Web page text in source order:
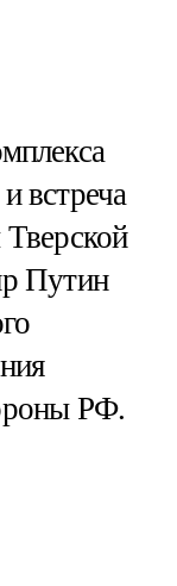
встреча
Путин
РФ.